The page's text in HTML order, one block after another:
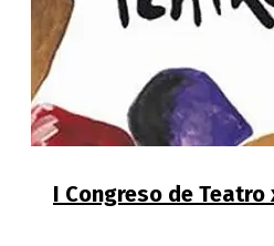
I Congreso de